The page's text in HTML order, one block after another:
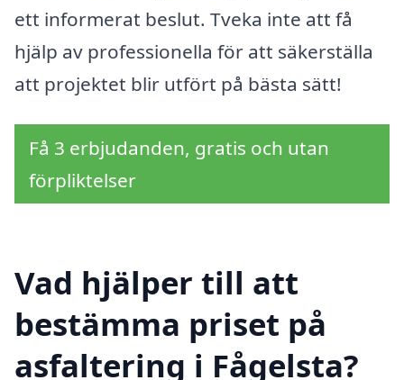
ett informerat beslut. Tveka inte att få
hjälp av professionella för att säkerställa
att projektet blir utfört på bästa sätt!
Få 3 erbjudanden, gratis och utan
förpliktelser
Vad hjälper till att
bestämma priset på
asfaltering i Fågelsta?